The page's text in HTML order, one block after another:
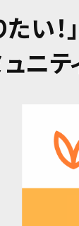
い！
ニテ